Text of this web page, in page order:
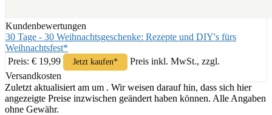
Kundenbewertungen
30 Tage - 30 Weihnachtsgeschenke: Rezepte und DIY's fürs
Weihnachtsfest*
Preis: € 19,99
Jetzt kaufen*
Preis inkl. MwSt., zzgl.
Versandkosten
Zuletzt aktualisiert am um . Wir weisen darauf hin, dass sich hier
angezeigte Preise inzwischen geändert haben können. Alle Angaben
ohne Gewähr.